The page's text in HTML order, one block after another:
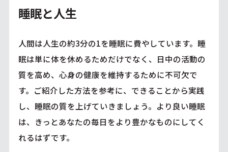
睡眠と人生
人間は人生の約3分の1を睡眠に費やしています。睡
眠は単に体を休めるためだけでなく、日中の活動の
質を高め、心身の健康を維持するために不可欠で
す。ご紹介した方法を参考に、できることから実践
し、睡眠の質を上げていきましょう。より良い睡眠
は、きっとあなたの毎日をより豊かなものにしてく
れるはずです。